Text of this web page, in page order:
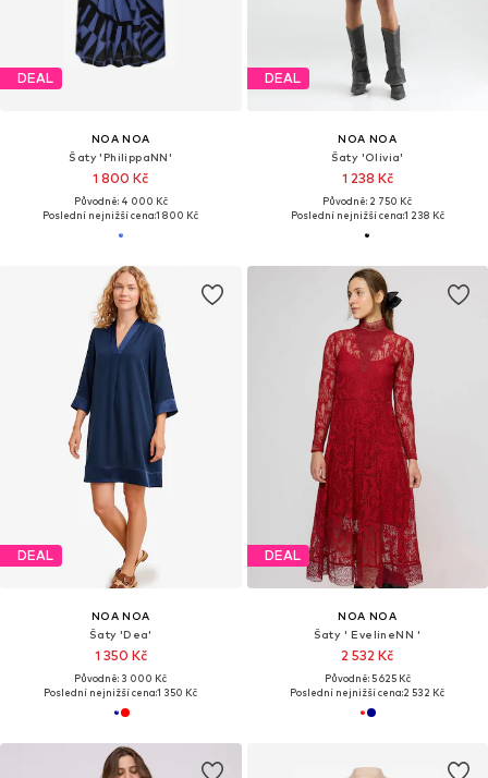
DEAL
NOA NOA
Šaty 'PhilippaNN'
1 800 Kč
Původně: 4 000 Kč
Poslední nejnižší cena:1 800 Kč
DEAL
NOA NOA
Šaty 'Olivia'
1 238 Kč
Původně: 2 750 Kč
Poslední nejnižší cena:1 238 Kč
DEAL
NOA NOA
Šaty 'Dea'
1 350 Kč
Původně: 3 000 Kč
Poslední nejnižší cena:1 350 Kč
DEAL
NOA NOA
Šaty ' EvelineNN '
2 532 Kč
Původně: 5 625 Kč
Poslední nejnižší cena:2 532 Kč